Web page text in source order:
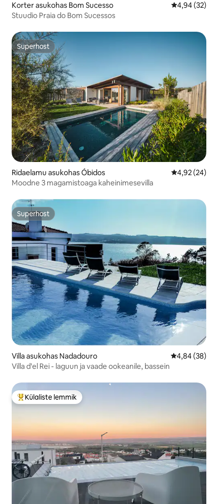
Korter asukohas Bom Sucesso Keskmine
4,94 (32)
Stuudio Praia do Bom Sucessos
Superhost
Superhost
Ridaelamu asukohas Óbidos Keskmine
4,92 (24)
Moodne 3 magamistoaga kaheinimesevilla
Superhost
Superhost
Villa asukohas Nadadouro Keskmine
4,84 (38)
Villa d'el Rei - laguun ja vaade ookeanile, bassein
Külaliste suur lemmik
Külaliste lemmik